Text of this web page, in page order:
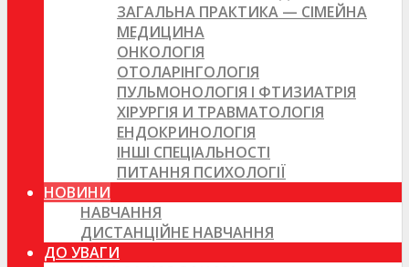
ЗАГАЛЬНА ПРАКТИКА — СІМЕЙНА
МЕДИЦИНА
ОНКОЛОГІЯ
ОТОЛАРІНГОЛОГІЯ
ПУЛЬМОНОЛОГІЯ І ФТИЗИАТРІЯ
ХІРУРГІЯ И ТРАВМАТОЛОГІЯ
ЕНДОКРИНОЛОГІЯ
ІНШІ СПЕЦІАЛЬНОСТІ
ПИТАННЯ ПСИХОЛОГІЇ
НОВИНИ
НАВЧАННЯ
ДИСТАНЦІЙНЕ НАВЧАННЯ
ДО УВАГИ